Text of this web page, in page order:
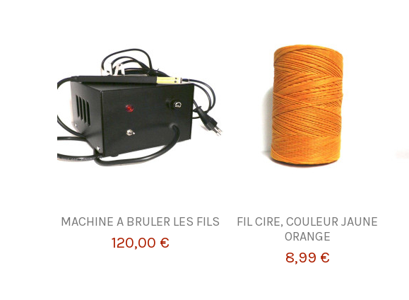
MACHINE A BRULER LES FILS
120,00 €
FIL CIRE, COULEUR JAUNE
ORANGE
8,99 €